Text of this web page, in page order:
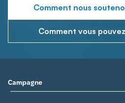
Comment nous
Comment vous
Campagne